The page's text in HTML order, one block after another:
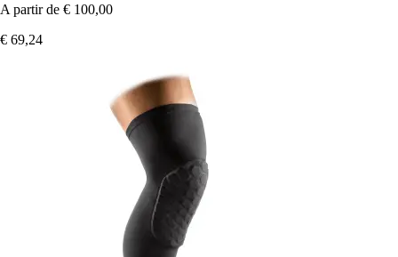
A partir de € 100,00
€ 69,24